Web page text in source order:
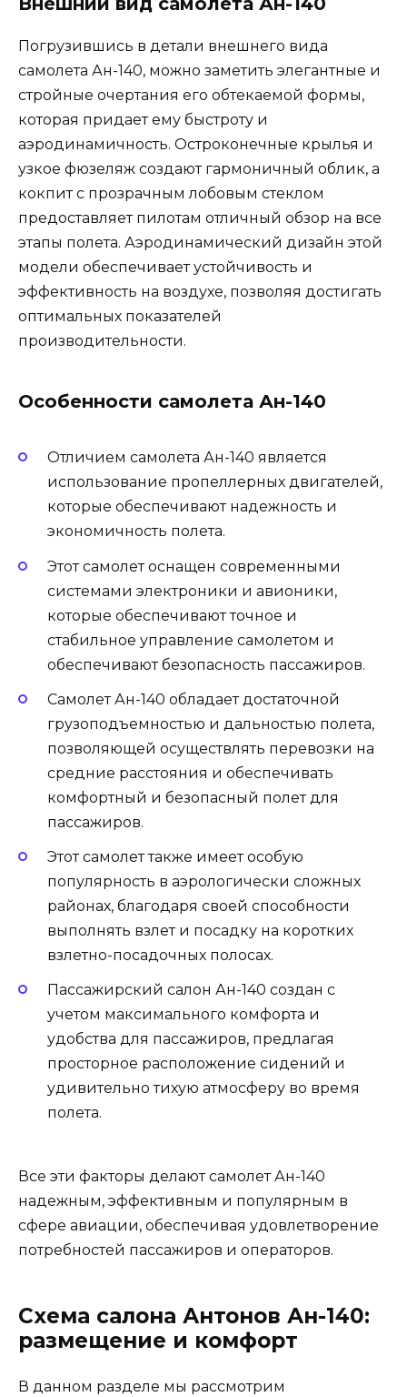
Погрузившись в детали внешнего вида
самолета Ан-140, можно заметить элегантные и
стройные очертания его обтекаемой формы,
которая придает ему быстроту и
аэродинамичность. Остроконечные крылья и
узкое фюзеляж создают гармоничный облик, а
кокпит с прозрачным лобовым стеклом
предоставляет пилотам отличный обзор на все
этапы полета. Аэродинамический дизайн этой
модели обеспечивает устойчивость и
эффективность на воздухе, позволяя достигать
оптимальных показателей
производительности.
Особенности самолета Ан-140
Отличием самолета Ан-140 является
использование пропеллерных двигателей,
которые обеспечивают надежность и
экономичность полета.
Этот самолет оснащен современными
системами электроники и авионики,
которые обеспечивают точное и
стабильное управление самолетом и
обеспечивают безопасность пассажиров.
Самолет Ан-140 обладает достаточной
грузоподъемностью и дальностью полета,
позволяющей осуществлять перевозки на
средние расстояния и обеспечивать
комфортный и безопасный полет для
пассажиров.
Этот самолет также имеет особую
популярность в аэрологически сложных
районах, благодаря своей способности
выполнять взлет и посадку на коротких
взлетно-посадочных полосах.
Пассажирский салон Ан-140 создан с
учетом максимального комфорта и
удобства для пассажиров, предлагая
просторное расположение сидений и
удивительно тихую атмосферу во время
полета.
Все эти факторы делают самолет Ан-140
надежным, эффективным и популярным в
сфере авиации, обеспечивая удовлетворение
потребностей пассажиров и операторов.
Схема салона Антонов Ан-140:
размещение и комфорт
В данном разделе мы рассмотрим